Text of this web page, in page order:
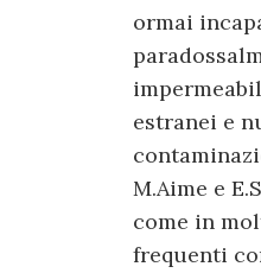
ormai
estranei e
M.Aime e
come in
frequenti